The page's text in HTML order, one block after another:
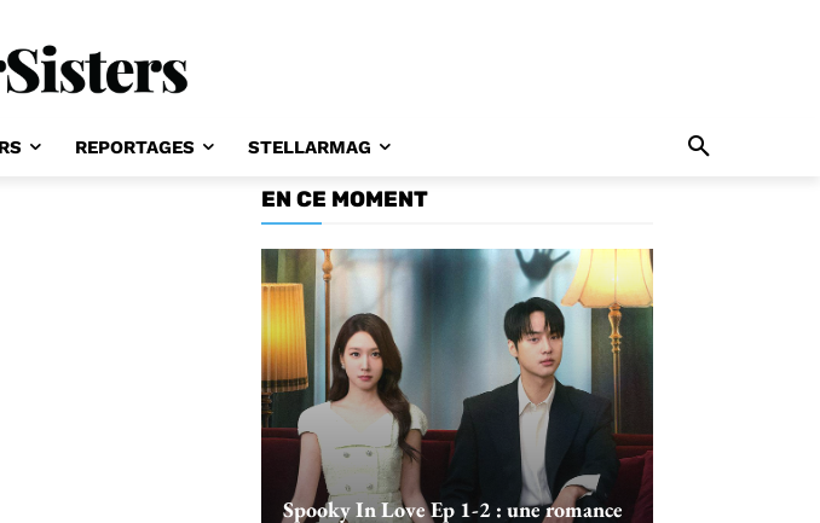
REPORTAGES STELLARMAG
EN CE MOMENT
Spooky In Love Ep 1-2 : une romance